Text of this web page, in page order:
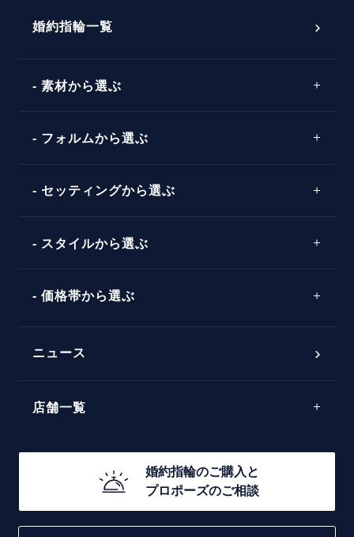
パーフェクトプロポーズリング
婚約指輪マッチング診断
ダイヤモンドの品質とは？
タイミング
言葉
婚約指輪一覧
素材から選ぶ
コンビネーション
フォルムから選ぶ
ストレートライン
セッティングから選ぶ
ソリテール
ラインメレ
スタイルから選ぶ
シンプル
モード
エレガント
価格帯から選ぶ
30万円台～
20万円台～
10万円台～
ニュース
店舗一覧
函館店
婚約指輪のご購入と
プロポーズのご相談